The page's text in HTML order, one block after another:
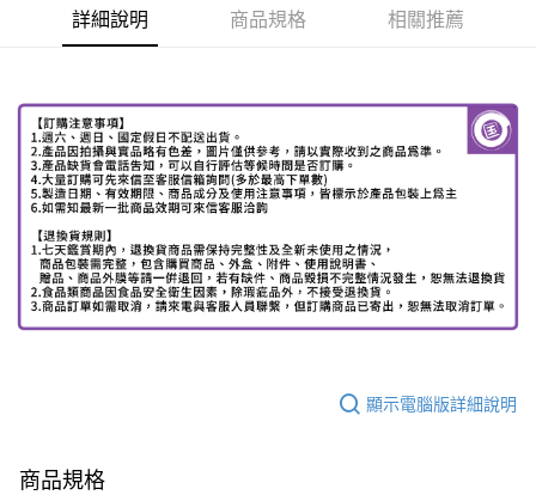
詳細說明 商品規格 相關推薦
顯示電腦版詳細說明
商品規格